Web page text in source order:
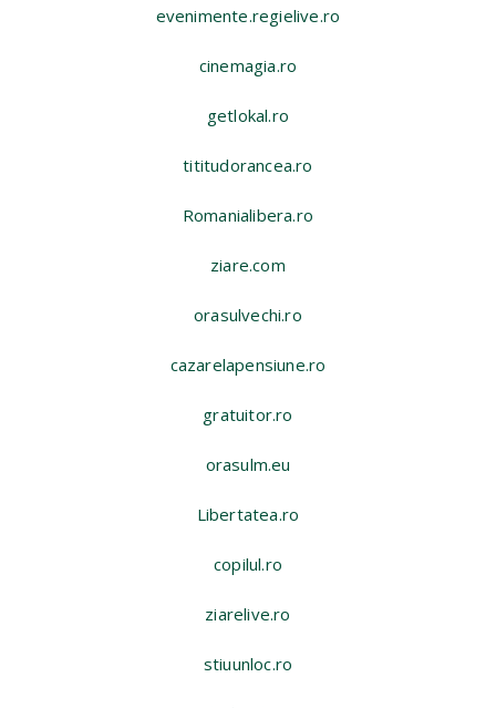
evenimente.regielive.ro
cinemagia.ro
getlokal.ro
tititudorancea.ro
Romanialibera.ro
ziare.com
orasulvechi.ro
cazarelapensiune.ro
gratuitor.ro
orasulm.eu
Libertatea.ro
copilul.ro
ziarelive.ro
stiuunloc.ro